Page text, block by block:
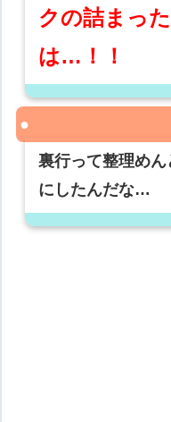
クの詰まっ
は…！！
裏行って整理め
にしたんだな…